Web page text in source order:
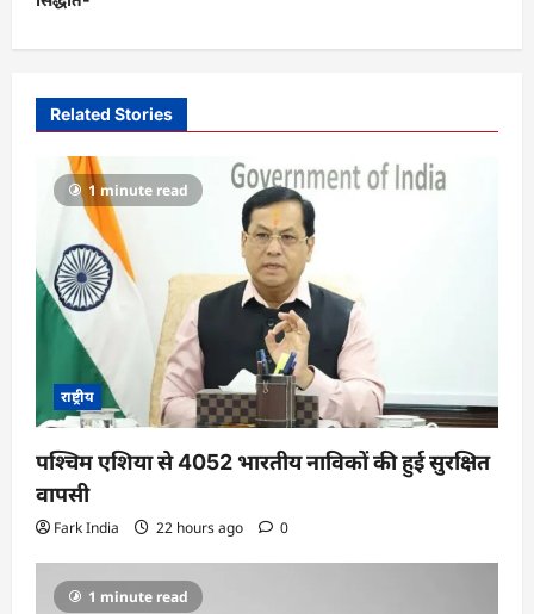
a
v
g
o
n
Related Stories
1 minute read
राष्ट्रीय
पश्चिम एशिया से 4052 भारतीय नाविकों की हुई सुरक्षित
वापसी
Fark India 22 hours ago 0
1 minute read